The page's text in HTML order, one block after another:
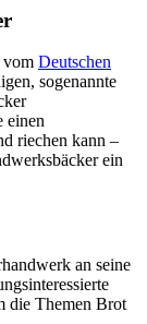
vom Deutschen
sogenannte
einen
riechen kann –
ein
an seine
die Themen Brot